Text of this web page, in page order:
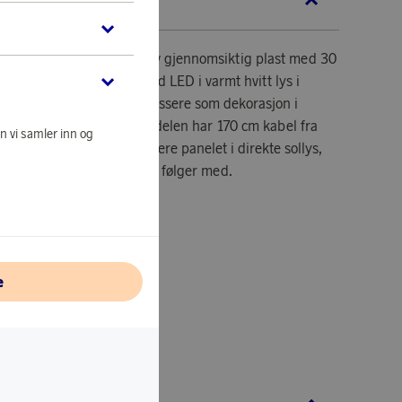
globuser som er laget av gjennomsiktig plast med 30
Den lyser med glødetråd LED i varmt hvitt lys i
er utmerket å plassere som dekorasjon i
terrassen. Selve paneldelen har 170 cm kabel fra
gjør det enkelt å plassere panelet i direkte sollys,
for å lade batteriet som følger med.
vi samler inn og